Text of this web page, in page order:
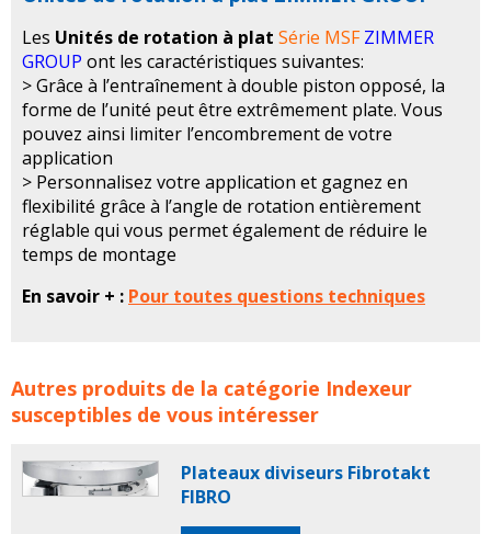
Les Unités de rotation à plat Série MSFZIMMER
GROUP ont les caractéristiques suivantes:
> Grâce à l’entraînement à double piston opposé, la
forme de l’unité peut être extrêmement plate. Vous
pouvez ainsi limiter l’encombrement de votre
application
> Personnalisez votre application et gagnez en
flexibilité grâce à l’angle de rotation entièrement
réglable qui vous permet également de réduire le
temps de montage
En savoir + : Pour toutes questions techniques
Unités de rotation à plat ZIMMER GROUP concerne les
familles de produits :zimmerzimmer goup
rotationrotation
Autres produits de la catégorie Indexeur
susceptibles de vous intéresser
Plateaux diviseurs Fibrotakt
FIBRO